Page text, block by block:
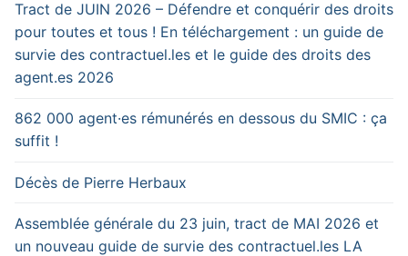
Tract de JUIN 2026 – Défendre et conquérir des droits
pour toutes et tous ! En téléchargement : un guide de
survie des contractuel.les et le guide des droits des
agent.es 2026
862 000 agent·es rémunérés en dessous du SMIC : ça
suffit !
Décès de Pierre Herbaux
Assemblée générale du 23 juin, tract de MAI 2026 et
un nouveau guide de survie des contractuel.les LA